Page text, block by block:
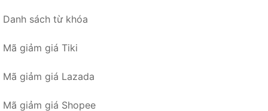
Danh sách từ khóa
Mã giảm giá Tiki
Mã giảm giá Lazada
Mã giảm giá Shopee